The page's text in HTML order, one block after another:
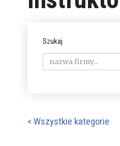
Szukaj
< Wszystkie kategorie